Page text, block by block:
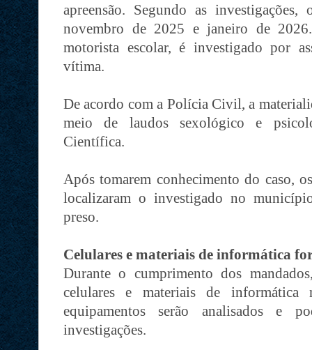
apreensão. Segundo as
novembro de 2025 e janeiro de
motorista escolar, é investigado por
vítima.
De acordo com a Polícia Civil, a
meio de laudos sexológico e
Científica.
Após tomarem conhecimento do caso,
localizaram o investigado no
preso.
Celulares e materiais de informática
Durante o cumprimento dos
celulares e materiais de informática
equipamentos serão analisados e
investigações.